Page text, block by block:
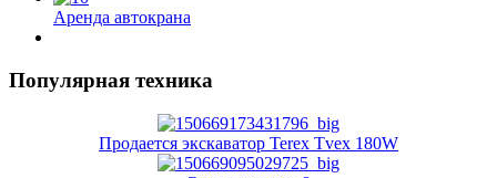
Аренда автокрана
Популярная техника
Продается экскаватор Terex Tvex 180W